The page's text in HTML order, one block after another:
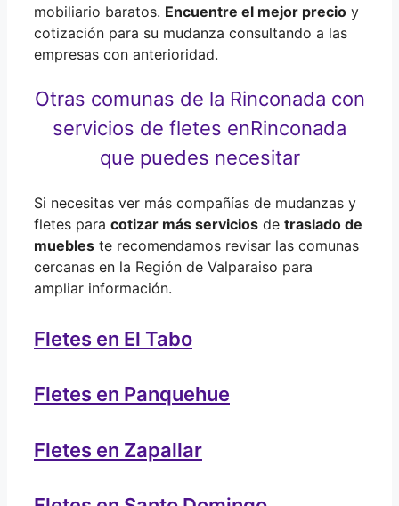
mobiliario baratos. Encuentre el mejor precio y
cotización para su mudanza consultando a las
empresas con anterioridad.
Otras comunas de la Rinconada con
servicios de fletes enRinconada
que puedes necesitar
Si necesitas ver más compañías de mudanzas y
fletes para cotizar más servicios de traslado de
muebles te recomendamos revisar las comunas
cercanas en la Región de Valparaiso para
ampliar información.
Fletes en El Tabo
Fletes en Panquehue
Fletes en Zapallar